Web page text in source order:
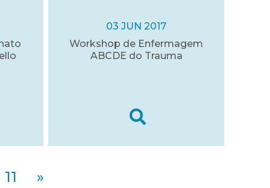
03 JUN 2017
Workshop de Enfermagem
ABCDE do Trauma
11 »